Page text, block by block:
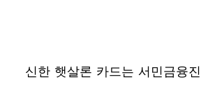
신한 햇살론 카드는 서민금융